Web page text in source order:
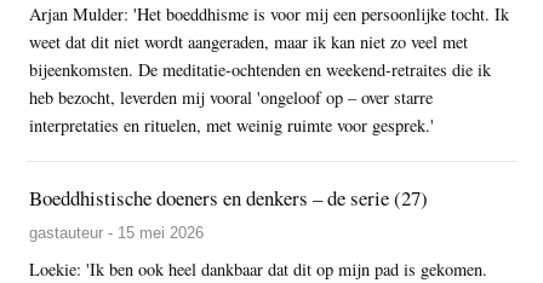
Arjan Mulder: 'Het boeddhisme is voor mij een persoonlijke tocht. Ik
weet dat dit niet wordt aangeraden, maar ik kan niet zo veel met
bijeenkomsten. De meditatie-ochtenden en weekend-retraites die ik
heb bezocht, leverden mij vooral 'ongeloof op – over starre
interpretaties en rituelen, met weinig ruimte voor gesprek.'
Boeddhistische doeners en denkers – de serie (27)
gastauteur - 15 mei 2026
Loekie: 'Ik ben ook heel dankbaar dat dit op mijn pad is gekomen.